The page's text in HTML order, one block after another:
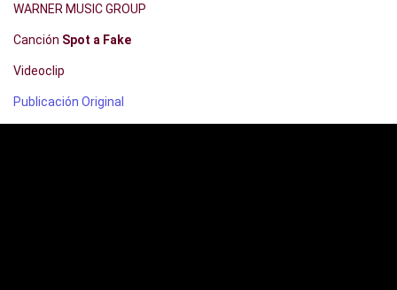
WARNER MUSIC GROUP
Canción Spot a Fake
Videoclip
Publicación Original